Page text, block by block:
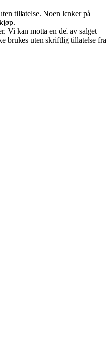
tillatelse. Noen lenker på
Vi kan motta en del av salget
brukes uten skriftlig tillatelse fra